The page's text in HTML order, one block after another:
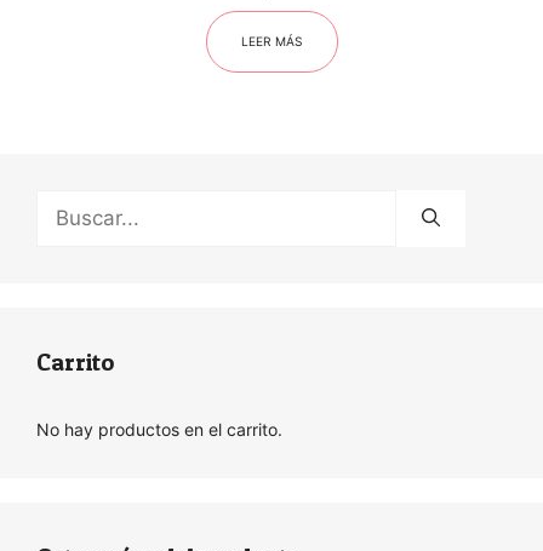
LEER MÁS
Buscar:
Carrito
No hay productos en el carrito.